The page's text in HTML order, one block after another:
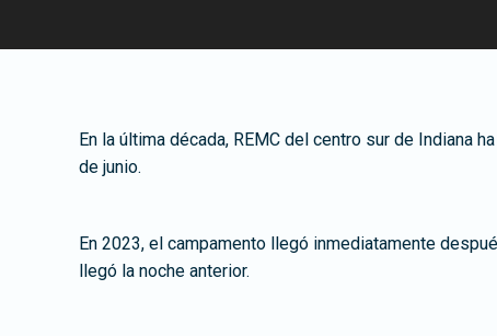
En la última década, REMC del centro sur de Indiana
de junio.
En 2023, el campamento llegó inmediatamente
llegó la noche anterior.